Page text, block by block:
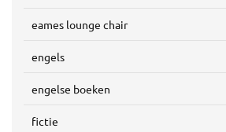
eames lounge chair
engels
engelse boeken
fictie